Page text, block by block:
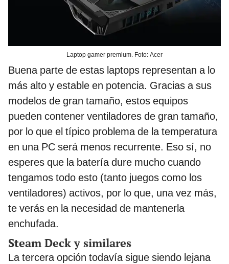
Laptop gamer premium. Foto: Acer
Buena parte de estas laptops representan a lo
más alto y estable en potencia. Gracias a sus
modelos de gran tamaño, estos equipos
pueden contener ventiladores de gran tamaño,
por lo que el típico problema de la temperatura
en una PC será menos recurrente. Eso sí, no
esperes que la batería dure mucho cuando
tengamos todo esto (tanto juegos como los
ventiladores) activos, por lo que, una vez más,
te verás en la necesidad de mantenerla
enchufada.
Steam Deck y similares
La tercera opción todavía sigue siendo lejana